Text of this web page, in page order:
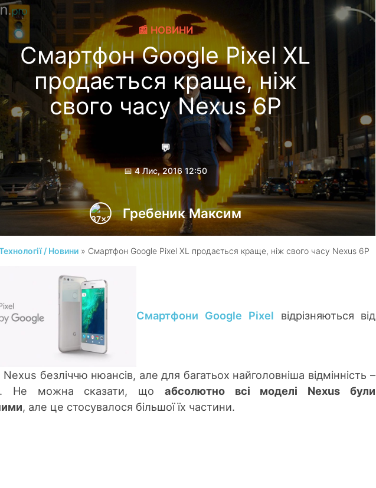
📰 НОВИНИ
Смартфон Google Pixel XL
продається краще, ніж
свого часу Nexus 6P
💬
📅 4 Лис, 2016 12:50
Гребеник Максим
/ Новини » Смартфон Google Pixel XL продається краще, ніж свого часу Nexus 6P
Смартфони Google Pixel відрізняються від
Nexus безліччю нюансів, але для багатьох найголовніша відмінність –
Не можна сказати, що абсолютно всі моделі Nexus були
, але це стосувалося більшої їх частини.